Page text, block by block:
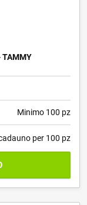
Minimo 100 pz
per 100 pz